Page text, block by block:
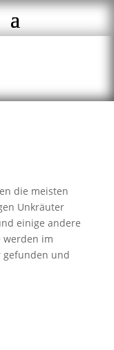
die meisten
Unkräuter
einige andere
werden im
gefunden und